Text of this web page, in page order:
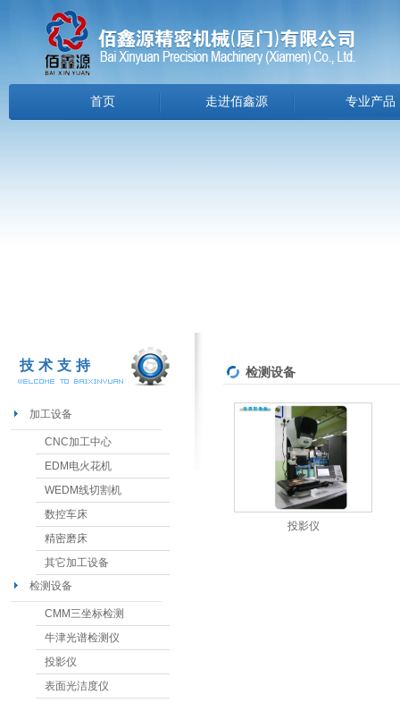
首页 走进佰鑫源 专业产品
技术支持
加工设备
CNC加工中心
EDM电火花机
WEDM线切割机
数控车床
精密磨床
其它加工设备
检测设备
CMM三坐标检测
牛津光谱检测仪
投影仪
表面光洁度仪
检测设备
投影仪